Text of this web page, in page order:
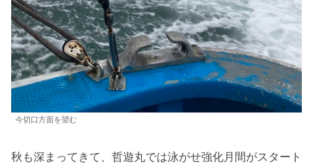
今切口方面を望む
秋も深まってきて、哲遊丸では泳がせ強化月間がスタート